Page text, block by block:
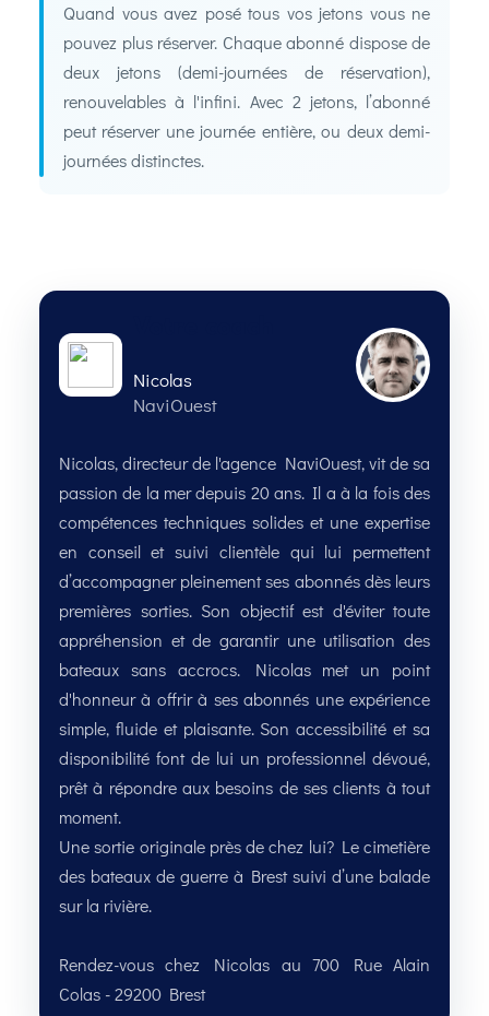
Quand vous avez posé tous vos jetons vous ne
pouvez plus réserver. Chaque abonné dispose de
deux jetons (demi-journées de réservation),
renouvelables à l'infini. Avec 2 jetons, l’abonné
peut réserver une journée entière, ou deux demi-
journées distinctes.
Nicolas
NaviOuest
Nicolas, directeur de l'agence NaviOuest, vit de sa
passion de la mer depuis 20 ans. Il a à la fois des
compétences techniques solides et une expertise
en conseil et suivi clientèle qui lui permettent
d’accompagner pleinement ses abonnés dès leurs
premières sorties. Son objectif est d'éviter toute
appréhension et de garantir une utilisation des
bateaux sans accrocs. Nicolas met un point
d'honneur à offrir à ses abonnés une expérience
simple, fluide et plaisante. Son accessibilité et sa
disponibilité font de lui un professionnel dévoué,
prêt à répondre aux besoins de ses clients à tout
moment.
Une sortie originale près de chez lui? Le cimetière
des bateaux de guerre à Brest suivi d’une balade
sur la rivière.
Rendez-vous chez Nicolas au 700 Rue Alain
Colas - 29200 Brest